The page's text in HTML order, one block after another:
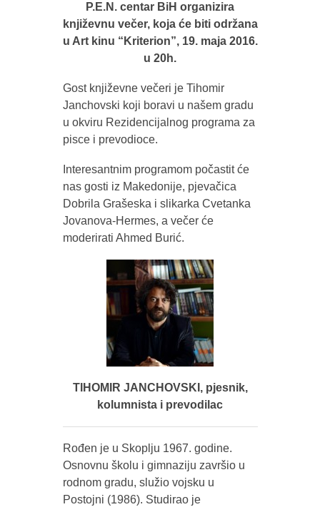
P.E.N. centar BiH organizira
književnu večer, koja će biti održana
u Art kinu “Kriterion”, 19. maja 2016.
u 20h.
Gost književne večeri je Tihomir
Janchovski koji boravi u našem gradu
u okviru Rezidencijalnog programa za
pisce i prevodioce.
Interesantnim programom počastit će
nas gosti iz Makedonije, pjevačica
Dobrila Grašeska i slikarka Cvetanka
Jovanova-Hermes, a večer će
moderirati Ahmed Burić.
TIHOMIR JANCHOVSKI, pjesnik,
kolumnista i prevodilac
Rođen je u Skoplju 1967. godine.
Osnovnu školu i gimnaziju završio u
rodnom gradu, služio vojsku u
Postojni (1986). Studirao je